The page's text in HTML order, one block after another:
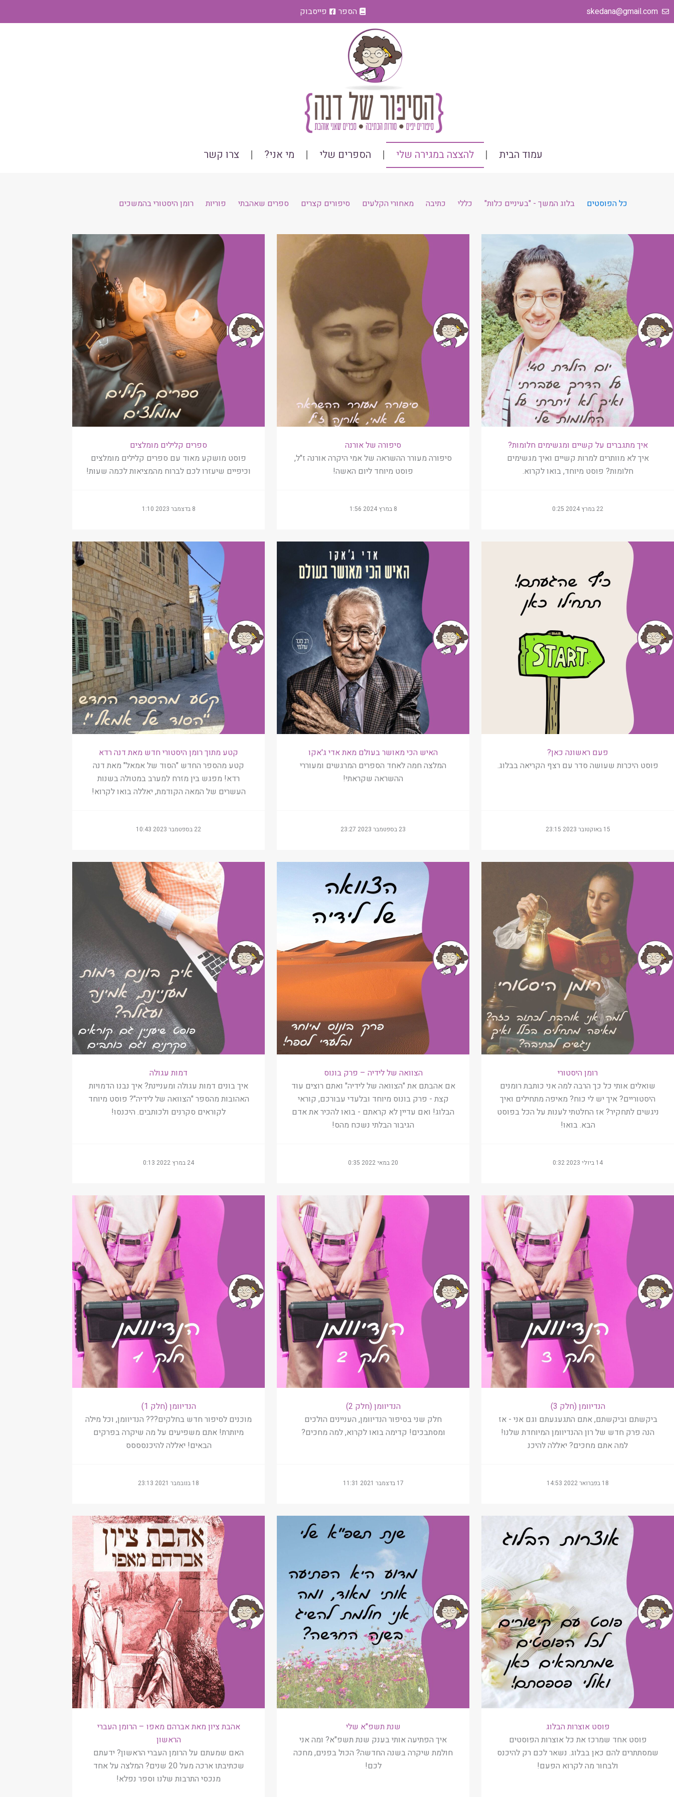
דילוג skedana@gmail.com הספר פייסבוק
עמוד הבית להצצה במגירה שלי הספרים שלי מי אני? צרו קשר
כל הפוסטים בלוג המשך - "בעיניים כלות" כללי כתיבה מאחורי הקלעים סיפורים קצרים ספרים שאהבתי פוריות רומן היסטורי בהמשכים
איך מתגברים על קשיים ומגשימים חלומות?
איך לא מוותרים למרות קשיים ואיך מגשימים
חלומות? פוסט מיוחד, בואו לקרוא.
22 במרץ 2024 0:25
סיפורה של אורנה
סיפורה מעורר ההשראה של אמי היקרה אורנה ז"ל,
פוסט מיוחד ליום האשה!
8 במרץ 2024 1:56
ספרים קלילים מומלצים
פוסט מושקע מאוד עם ספרים קלילים מומלצים
וכיפיים שיעזרו לכם לברוח מהמציאות לכמה שעות!
8 בדצמבר 2023 1:10
פעם ראשונה כאן?
פוסט היכרות שעושה סדר עם רצף הקריאה בבלוג.
15 באוקטובר 2023 23:15
האיש הכי מאושר בעולם מאת אדי ג'אקו
המלצה חמה לאחד הספרים המרגשים ומעוררי
ההשראה שקראתי!
23 בספטמבר 2023 23:27
קטע מתוך רומן היסטורי חדש מאת דנה רדא
קטע מהספר החדש "הסוד של אמאל" מאת דנה
רדא! מפגש בין מזרח למערב במטולה בשנות
העשרים של המאה הקודמת, יאללה בואו לקרוא!
22 בספטמבר 2023 10:43
רומן היסטורי
שואלים אותי כל כך הרבה למה אני כותבת רומנים
היסטוריים? איך יש לי כוח? מאיפה מתחילים ואיך
ניגשים לתחקיר? אז החלטתי לענות על הכל בפוסט
הבא. בואו!
14 ביולי 2023 0:32
הצוואה של לידיה – פרק בונוס
אם אהבתם את "הצוואה של לידיה" ואתם רוצים עוד
קצת - פרק בונוס מיוחד ובלעדי עבורכם, קוראי
הבלוג! ואם עדיין לא קראתם - בואו להכיר את אדם
הגיבור הבלתי נשכח מהס!
20 במאי 2022 0:35
דמות עגולה
איך בונים דמות עגולה ומעניינת? איך נבנו הדמויות
האהובות מהספר "הצוואה של לידיה"? פוסט מיוחד
לקוראים סקרנים ולכותבים. היכנסו!
24 במרץ 2022 0:13
הנדיוומן (חלק 3)
ביקשתם וביקשתם, אתם התגעגעתם וגם אני - אז
הנה פרק חדש של רון ההנדיוומן המיוחדת שלנו!
למה אתם מחכים? יאללה להיכנ
18 בפברואר 2022 14:53
הנדיוומן (חלק 2)
חלק שני בסיפור הנדיוומן, העניינים הולכים
ומסתבכים! קדימה בואו לקרוא, למה מחכים?
17 בדצמבר 2021 11:31
הנדיוומן (חלק 1)
מוכנים לסיפור חדש בחלקים??? הנדיוומן, וכל מילה
מיותרת! אתם משפיעים על מה שיקרה בפרקים
הבאים! יאללה להיכנסססס
18 בנובמבר 2021 23:13
פוסט אוצרות הבלוג
פוסט אחד שמרכז את כל אוצרות הפוסטים
שמסתתרים להם כאן בבלוג. נשאר לכם רק להיכנס
ולבחור מה לקרוא הפעם!
שנת תשפ"א שלי
איך הפתיעה אותי בענק שנת תשפ"א? ומה אני
חולמת שיקרה בשנה החדשה? הכול בפנים, מחכה
לכם!
אהבת ציון מאת אברהם מאפו – הרומן העברי
הראשון
האם שמעתם על הרומן העברי הראשון? ידעתם
שכתיבתו ארכה מעל 20 שנים? המלצה על אחד
מנכסי התרבות שלנו וספר נפלא!